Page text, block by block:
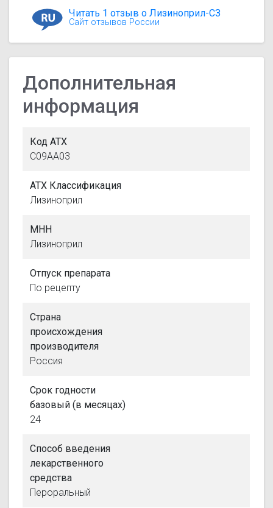
Читать 1 отзыв о Лизиноприл-СЗ
Сайт отзывов России
Дополнительная
информация
Код АТХ
C09AA03
АТХ Классификация
Лизиноприл
МНН
Лизиноприл
Отпуск препарата
По рецепту
Страна
происхождения
производителя
Россия
Срок годности
базовый (в месяцах)
24
Способ введения
лекарственного
средства
Пероральный